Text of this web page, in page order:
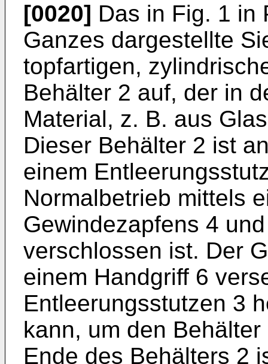
[0020] Das in Fig. 1 in
Ganzes dargestellte
topfartigen,
Behälter 2 auf, der in
Material, z. B. aus
Dieser Behälter 2 ist
einem
Normalbetrieb mittels
Gewindezapfens 4
verschlossen ist. Der
einem Handgriff 6
Entleerungsstutzen 3
kann, um den
Ende des Behälters 2